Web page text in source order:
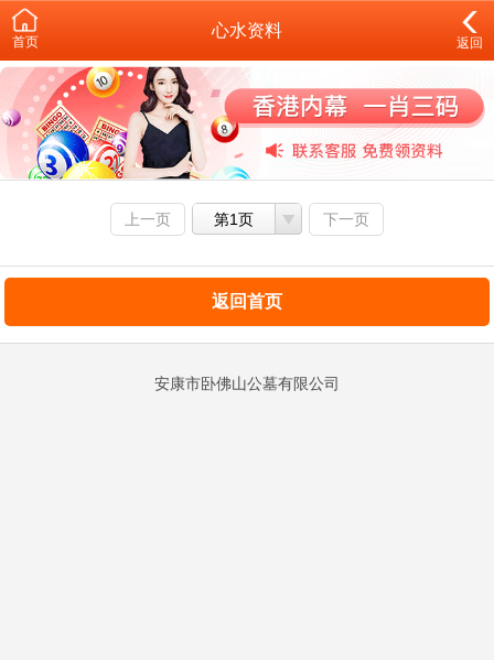
首页
心水资料
返回
上一页 第1页 下一页
返回首页
安康市卧佛山公墓有限公司